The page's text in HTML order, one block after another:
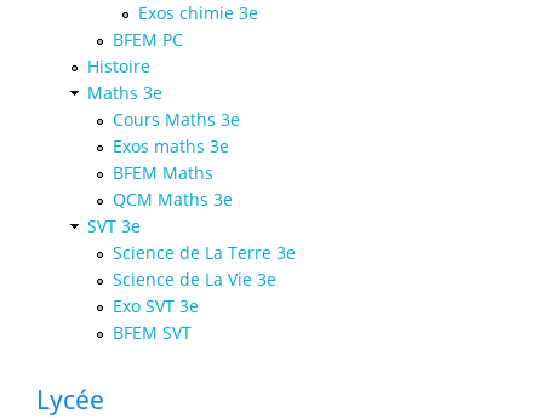
Exos chimie 3e
BFEM PC
Histoire
Maths 3e
Cours Maths 3e
Exos maths 3e
BFEM Maths
QCM Maths 3e
SVT 3e
Science de La Terre 3e
Science de La Vie 3e
Exo SVT 3e
BFEM SVT
Lycée